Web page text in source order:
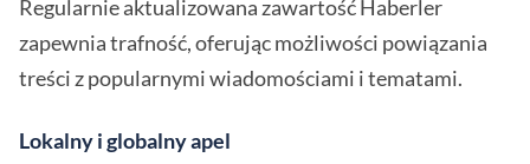
Regularnie aktualizowana zawartość Haberler
zapewnia trafność, oferując możliwości powiązania
treści z popularnymi wiadomościami i tematami.
Lokalny i globalny apel